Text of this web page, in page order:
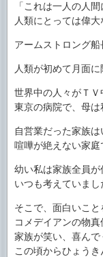
「これは一人の人
人類にとっては偉大
アームストロング船
人類が初めて月面
世界中の人々がＴＶ
東京の病院で、母は
自営業だった家族は
喧嘩が絶えない家庭
幼い私は家族全員が
いつも考えていまし
そこで、面白いこと
コメデイアンの物真
家族が笑い、喜んで
この頃からひょう